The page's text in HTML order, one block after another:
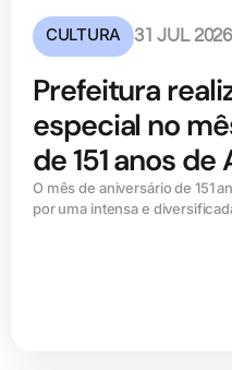
CULTURA 31 JUL 2026
Prefeitura
especial no
de 151 anos
O mês de aniversário de 151
por uma intensa e